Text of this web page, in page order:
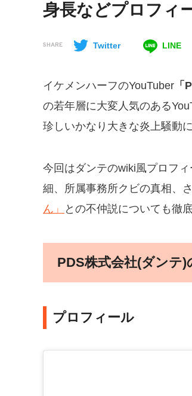
身長などプロフィ
SHARE Twitter LINE
イケメンハーフのYouTuber 「
の若年層に大変人気のある
珍しいかなり大きな炎上騒動
今回はダンテのwiki風プロフ
細、所属事務所クビの真相、
ん」
との不仲説についても徹
PDS株式会社(ダンテ
プロフィール